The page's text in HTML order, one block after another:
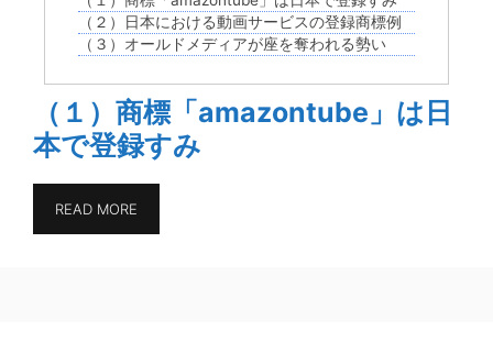
（２）日本における動画サービスの登録商標例
（３）オールドメディアが座を奪われる勢い
（１）商標「amazontube」は日
本で登録すみ
READ MORE